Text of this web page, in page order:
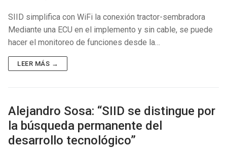
SIID simplifica con WiFi la conexión tractor-sembradora
Mediante una ECU en el implemento y sin cable, se puede
hacer el monitoreo de funciones desde la…
LEER MÁS →
Alejandro Sosa: “SIID se distingue por
la búsqueda permanente del
desarrollo tecnológico”